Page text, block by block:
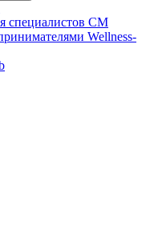
специалистов СМ
Wellness-